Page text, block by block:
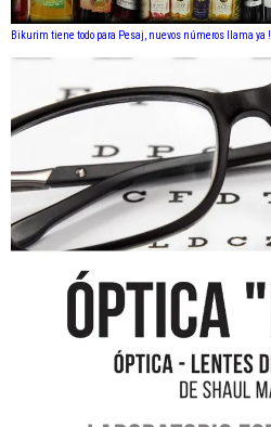
Bikurim tiene todo para Pesaj, nuevos números llama ya !